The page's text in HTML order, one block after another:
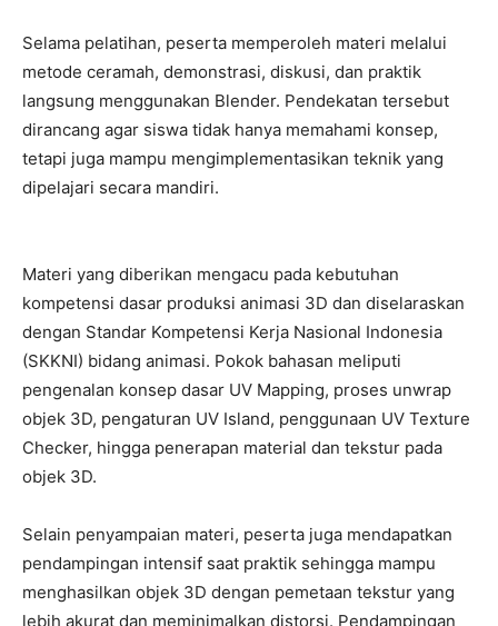
Selama pelatihan, peserta memperoleh materi melalui
metode ceramah, demonstrasi, diskusi, dan praktik
langsung menggunakan Blender. Pendekatan tersebut
dirancang agar siswa tidak hanya memahami konsep,
tetapi juga mampu mengimplementasikan teknik yang
dipelajari secara mandiri.
Materi yang diberikan mengacu pada kebutuhan
kompetensi dasar produksi animasi 3D dan diselaraskan
dengan Standar Kompetensi Kerja Nasional Indonesia
(SKKNI) bidang animasi. Pokok bahasan meliputi
pengenalan konsep dasar UV Mapping, proses unwrap
objek 3D, pengaturan UV Island, penggunaan UV Texture
Checker, hingga penerapan material dan tekstur pada
objek 3D.
Selain penyampaian materi, peserta juga mendapatkan
pendampingan intensif saat praktik sehingga mampu
menghasilkan objek 3D dengan pemetaan tekstur yang
lebih akurat dan meminimalkan distorsi. Pendampingan